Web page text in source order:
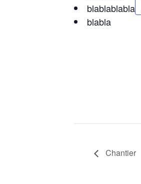
blablablabla
blabla
Chantier